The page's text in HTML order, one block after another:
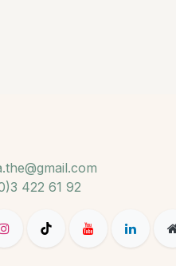
422 61 92